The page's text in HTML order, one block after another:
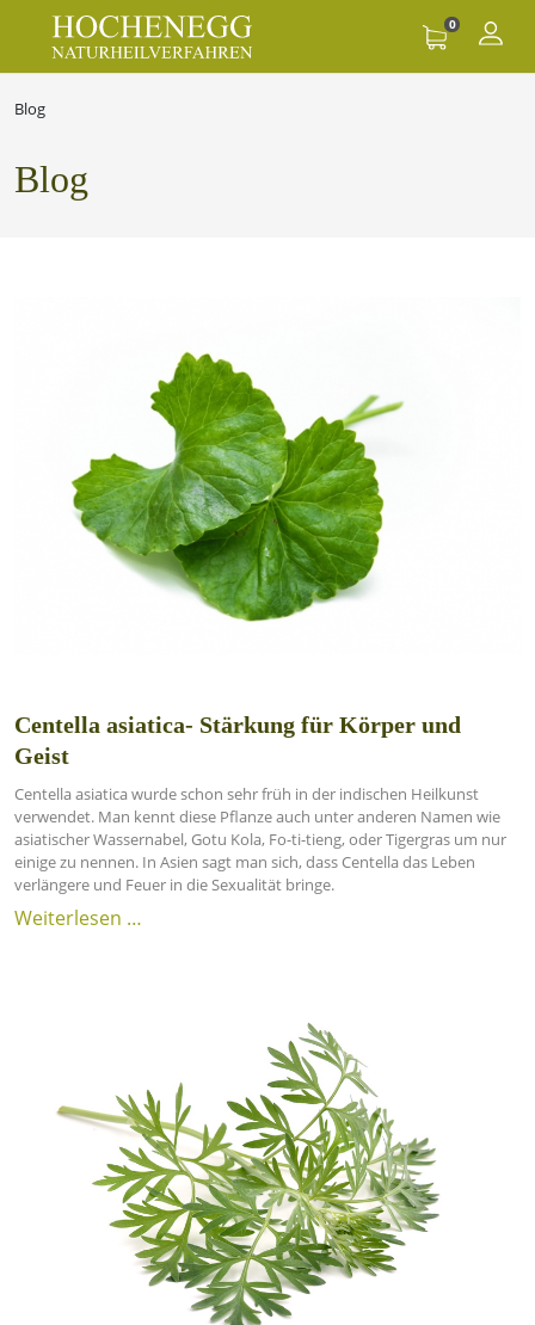
0
Blog
Blog
Centella asiatica- Stärkung für Körper und
Geist
Centella asiatica wurde schon sehr früh in der indischen Heilkunst
verwendet. Man kennt diese Pflanze auch unter anderen Namen wie
asiatischer Wassernabel, Gotu Kola, Fo-ti-tieng, oder Tigergras um nur
einige zu nennen. In Asien sagt man sich, dass Centella das Leben
verlängere und Feuer in die Sexualität bringe.
Weiterlesen …